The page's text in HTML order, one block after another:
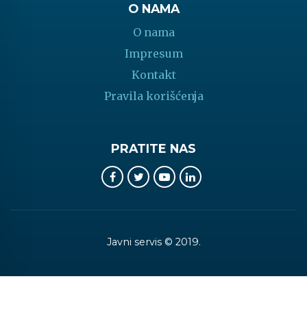
O NAMA
O nama
Impresum
Kontakt
Pravila korišćenja
PRATITE NAS
Javni servis © 2019.